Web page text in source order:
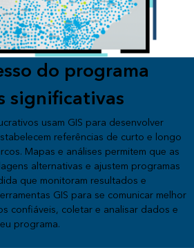
do programa
significativas
usam GIS para desenvolver
referências de curto e longo
Mapas e análises permitem que as
alternativas e ajustem programas
que monitoram resultados e
GIS para se comunicar melhor
confiáveis, coletar e analisar dados e
programa.